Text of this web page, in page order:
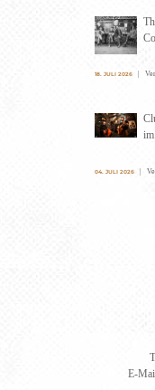
18. JULI 2026
04. JULI 2026
E-